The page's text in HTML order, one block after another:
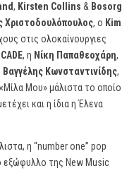
, Kirsten Collins & Bosorg
Χριστοδουλόπουλος, ο Kim
στις ολοκαίνουργιες
, η Νίκη Παπαθεοχάρη,
Βαγγέλης Κωνσταντινίδης,
«Μίλα Μου» μάλιστα το οποίο
και η ίδια η Έλενα
η “number one” pop
εξώφυλλο της New Music